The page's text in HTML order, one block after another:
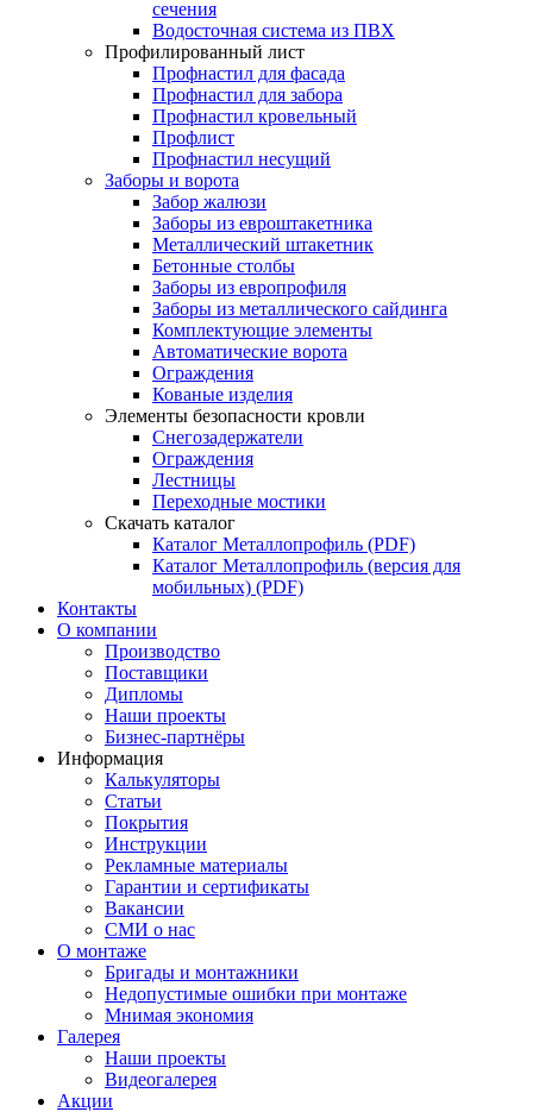
сечения
Водосточная система из ПВХ
Профилированный лист
Профнастил для фасада
Профнастил для забора
Профнастил кровельный
Профлист
Профнастил несущий
Заборы и ворота
Забор жалюзи
Заборы из евроштакетника
Металлический штакетник
Бетонные столбы
Заборы из европрофиля
Заборы из металлического сайдинга
Комплектующие элементы
Автоматические ворота
Ограждения
Кованые изделия
Элементы безопасности кровли
Снегозадержатели
Ограждения
Лестницы
Переходные мостики
Скачать каталог
Каталог Металлопрофиль (PDF)
Каталог Металлопрофиль (версия для
мобильных) (PDF)
Контакты
О компании
Производство
Поставщики
Дипломы
Наши проекты
Бизнес-партнёры
Информация
Калькуляторы
Статьи
Покрытия
Инструкции
Рекламные материалы
Гарантии и сертификаты
Вакансии
СМИ о нас
О монтаже
Бригады и монтажники
Недопустимые ошибки при монтаже
Мнимая экономия
Галерея
Наши проекты
Видеогалерея
Акции